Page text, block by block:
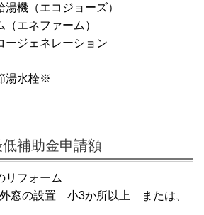
機（エコジョーズ）
エネファーム）
ージェネレーション
湯水栓※
低補助金申請額
リフォーム
窓の設置 小3か所以上 または、